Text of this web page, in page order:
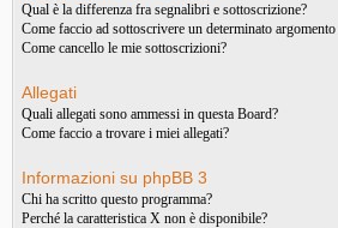
Qual è la differenza fra segnalibri e sottoscrizione?
Come faccio ad sottoscrivere un determinato
Come cancello le mie sottoscrizioni?
Allegati
Quali allegati sono ammessi in questa Board?
Come faccio a trovare i miei allegati?
Informazioni su phpBB 3
Chi ha scritto questo programma?
Perché la caratteristica X non è disponibile?